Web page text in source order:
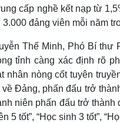
cấp nghề kết nạp từ
3.000 đảng viên mỗi năm
Thế Minh, Phó Bí thư
tỉnh càng xác định rõ
nhân nòng cốt tuyên
về Đảng, phấn đấu trở
niên phấn đấu trở thành
5 tốt”, “Học sinh 3 tốt”,